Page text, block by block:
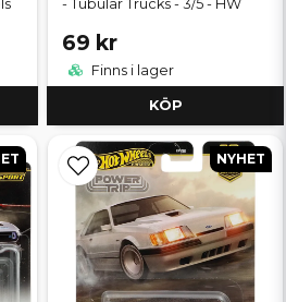
- Tubular Trucks - 3/5 - HW
69 kr
Finns i lager
KÖP
NYHET